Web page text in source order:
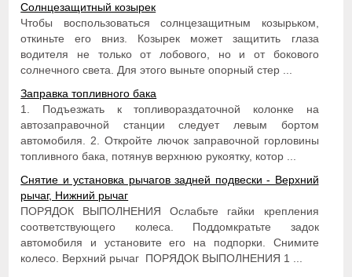
Солнцезащитный козырек
Чтобы воспользоваться солнцезащитным козырьком,
откиньте его вниз. Козырек может защитить глаза
водителя не только от лобового, но и от бокового
солнечного света. Для этого выньте опорный стер ...
Заправка топливного бака
1. Подъезжать к топливораздаточной колонке на
автозаправочной станции следует левым бортом
автомобиля. 2. Откройте лючок заправочной горловины
топливного бака, потянув верхнюю рукоятку, котор ...
Снятие и установка рычагов задней подвески - Верхний
рычаг, Нижний рычаг
ПОРЯДОК ВЫПОЛНЕНИЯ Ослабьте гайки крепления
соответствующего колеса. Поддомкратьте задок
автомобиля и установите его на подпорки. Снимите
колесо. Верхний рычаг ПОРЯДОК ВЫПОЛНЕНИЯ 1 ...